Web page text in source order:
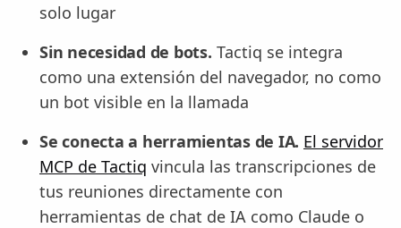
solo lugar
Sin necesidad de bots. Tactiq se integra
como una extensión del navegador, no como
un bot visible en la llamada
Se conecta a herramientas de IA. El servidor
MCP de Tactiq vincula las transcripciones de
tus reuniones directamente con
herramientas de chat de IA como Claude o